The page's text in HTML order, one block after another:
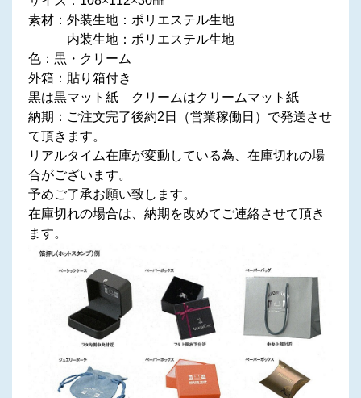
素材：外装生地：ポリエステル生地
内装生地：ポリエステル生地
色：黒・クリーム
外箱：貼り箱付き
黒は黒マット紙 クリームはクリームマット紙
納期：ご注文完了後約2日（営業稼働日）で発送させ
て頂きます。
リアルタイム在庫が変動している為、在庫切れの場
合がございます。
予めご了承お願い致します。
在庫切れの場合は、納期を改めてご連絡させて頂き
ます。